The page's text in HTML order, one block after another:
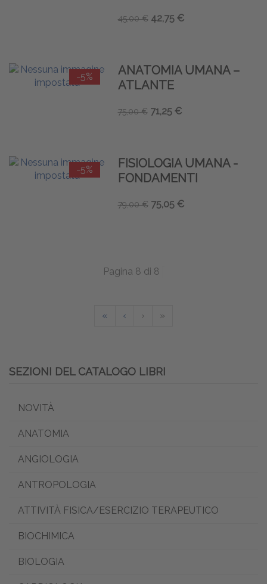
45,00 € 42,75 €
-5%
ANATOMIA UMANA –
ATLANTE
75,00 € 71,25 €
-5%
FISIOLOGIA UMANA -
FONDAMENTI
79,00 € 75,05 €
Pagina 8 di 8
« ‹ › »
SEZIONI DEL CATALOGO LIBRI
NOVITÀ
ANATOMIA
ANGIOLOGIA
ANTROPOLOGIA
ATTIVITÀ FISICA/ESERCIZIO TERAPEUTICO
BIOCHIMICA
BIOLOGIA